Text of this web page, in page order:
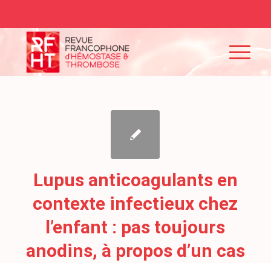
Lupus anticoagulants en
contexte infectieux chez
l’enfant : pas toujours
anodins, à propos d’un cas